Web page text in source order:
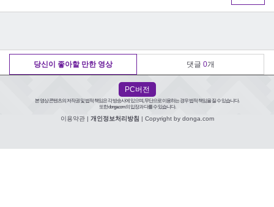
당신이 좋아할 만한 영상 댓글 0개
PC버전
본 영상 콘텐츠의 저작권 및 법적 책임은 각 방송사에 있으며, 무단으로 이용하는 경우 법적 책임을 질 수 있습니다.
또한 donga.com의 입장과 다를 수 있습니다.
이용약관| 개인정보처리방침 | Copyright by donga.com